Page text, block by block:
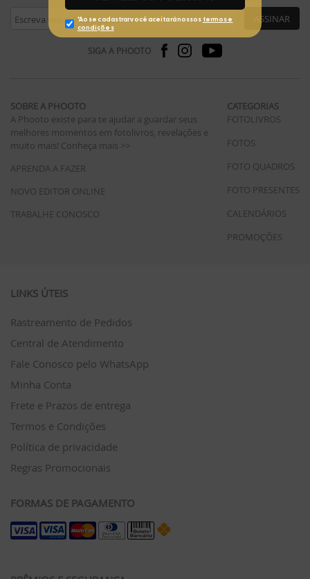
ASSINAR
SIGA A PHOOTO
SOBRE A PHOOTO
A Phooto existe para te ajudar a guardar seus
melhores momentos em fotolivros, revelações e
muito mais! Conheça mais >>
APRENDA A FAZER
NOVO EDITOR ONLINE
TRABALHE CONOSCO
CATEGORIAS
FOTOLIVROS
FOTOS
FOTO QUADROS
FOTO PRESENTES
CALENDÁRIOS
PROMOÇÕES
LINKS ÚTEIS
Rastreamento de Pedidos
Central de Atendimento
Fale Conosco pelo WhatsApp
Minha Conta
Frete e Prazos de entrega
Termos e Condições
Política de privacidade
Regras Promocionais
FORMAS DE PAGAMENTO